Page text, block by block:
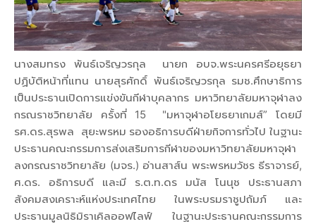
นางสมทรง พันธ์เจริญวรกุล นายก อบจ.พระนครศรีอยุธยา
ปฏิบัติหน้าที่แทน นายสุรศักดิ์ พันธ์เจริญวรกุล รมช.ศึกษาธิการ
เป็นประธานเปิดการแข่งขันกีฬาบุคลากร มหาวิทยาลัยมหาจุฬาลง
กรณราชวิทยาลัย ครั้งที่ 15 "มหาจุฬาอโยธยาเกมส์” โดยมี
รศ.ดร.สุรพล สุยะพรหม รองอธิการบดีฝ่ายกิจการทั่วไป ในฐานะ
ประธานคณะกรรมการส่งเสริมการกีฬาของมหาวิทยาลัยมหาจุฬา
ลงกรณราชวิทยาลัย (มจร.) อ่านสาส์น พระพรหมวัชร ธีราจารย์,
ศ.ดร. อธิการบดี และมี ร.ต.ท.ดร มนัส โนนุช ประธานสภา
สังคมสงเคราะห์แห่งประเทศไทย ในพระบรมราชูปถัมภ์ และ
ประธานมูลนิธิมิราเคิลออฟไลฟ์ ในฐานะประธานคณะกรรมการ